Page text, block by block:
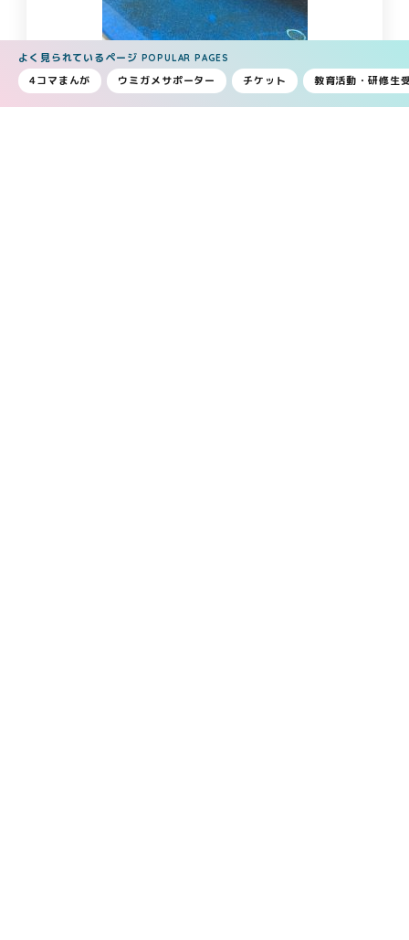
よく見られているページ POPULAR PAGES
4コマまんが ウミガメサポーター チケット 教育活動・研修生
★お知らせ★